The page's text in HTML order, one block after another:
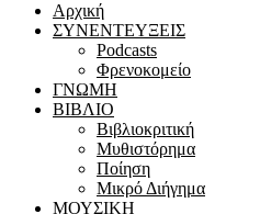
Αρχική
ΣΥΝΕΝΤΕΥΞΕΙΣ
Podcasts
Φρενοκομείο
ΓΝΩΜΗ
ΒΙΒΛΙΟ
Βιβλιοκριτική
Μυθιστόρημα
Ποίηση
Μικρό Διήγημα
ΜΟΥΣΙΚΗ